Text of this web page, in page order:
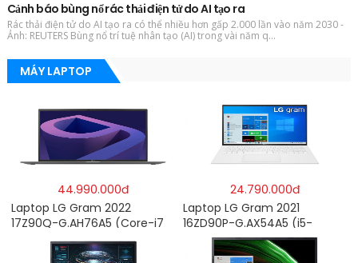
Cảnh báo bùng nổ rác thải điện tử do AI tạo ra
Rác thải điện tử do AI tạo ra có thể nhiều hơn gấp 2.000 lần vào năm 2030 -
Ảnh: REUTERS Bùng nổ trí tuệ nhân tạo (AI) trong vài năm q...
MÁY LAPTOP
44.990.000đ
Laptop LG Gram 2022
17Z90Q-G.AH76A5 (Core-i7
1260P/16GB/512GB/17″
WQXGA/Win 11/Xám)
24.790.000đ
Laptop LG Gram 2021
16ZD90P-G.AX54A5 (i5-
1135G7/8GB RAM/512GB
SSD/16″WQXGA/Dos/Trắng)